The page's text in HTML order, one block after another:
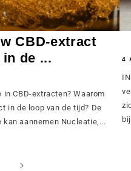
CBD-extract
de ...
in CBD-extracten? Waarom
in de loop van de tijd? De
aannemen Nucleatie,...
4